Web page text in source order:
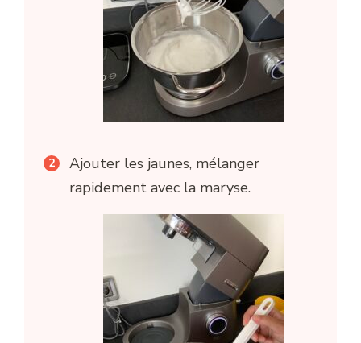
Ajouter les jaunes, mélanger
rapidement avec la maryse.